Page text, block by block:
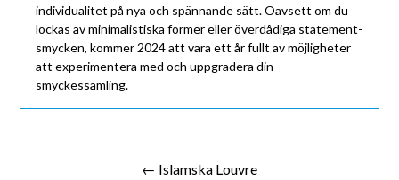
individualitet på nya och spännande sätt. Oavsett om du
lockas av minimalistiska former eller överdådiga statement-
smycken, kommer 2024 att vara ett år fullt av möjligheter
att experimentera med och uppgradera din
smyckessamling.
← Islamska Louvre